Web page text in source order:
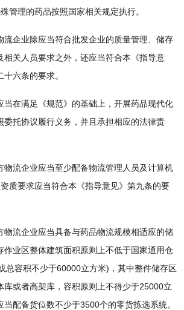
管理的药品按照国家相关规定执行。
企业除应当符合批发企业的质量管理、储存
相关人员要求之外，还应当符合本《指导意
六条的要求。
在满足《规范》的基础上，开展药品现代化
委托协议履行义务，并且承担相应的法律责
流企业应当至少配备物流管理人员及计算机
质要求应当符合本《指导意见》第九条的要
流企业应当具备与药品物流规模相适应的储
作业区整体建筑面积原则上不低于国家通用仓
总容积不少于60000立方米)，其中整件储存区
库或者高架库，容积原则上不得少于25000立
配备货位数不少于3500个的零货拣选系统。